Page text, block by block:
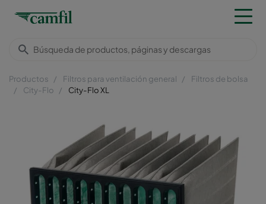
Productos Filtros para ventilación general
Filtros de bolsa
City-Flo
City-Flo XL